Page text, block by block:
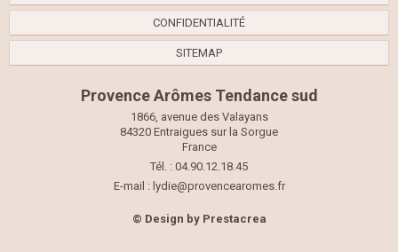
CONFIDENTIALITÉ
SITEMAP
Provence Arômes Tendance sud
1866, avenue des Valayans
84320 Entraigues sur la Sorgue
France
Tél. : 04.90.12.18.45
E-mail : lydie@provencearomes.fr
© Design by Prestacrea